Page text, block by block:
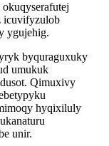
icuvifyzulob
ygujehig.
byquraguxuky
umukuk
Qimuxivy
hyqixiluly
unir.